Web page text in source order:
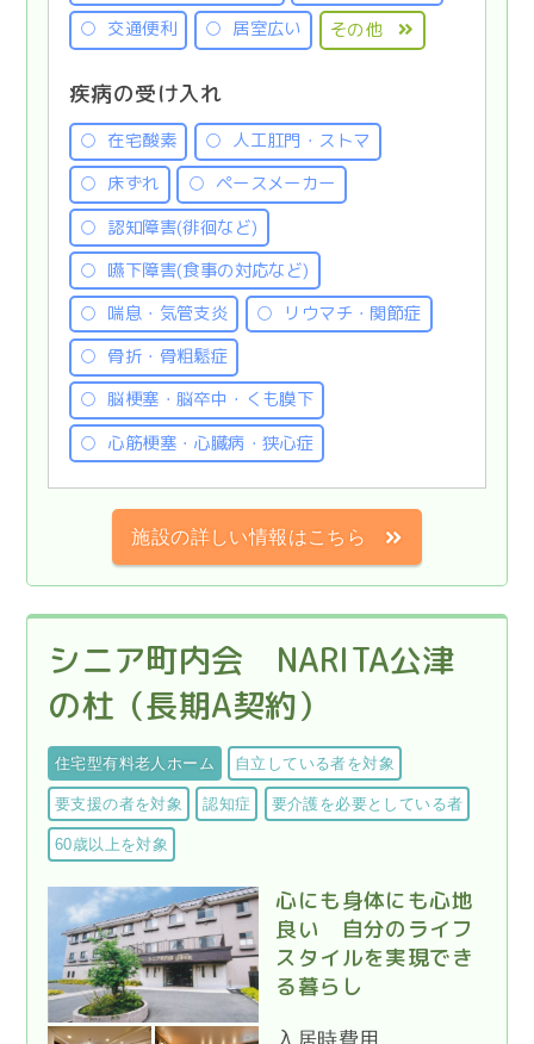
交通便利
居室広い その他
疾病の受け入れ
在宅酸素
人工肛門・ストマ
床ずれ
ペースメーカー
認知障害(徘徊など)
嚥下障害(食事の対応など)
喘息・気管支炎
リウマチ・関節症
骨折・骨粗鬆症
脳梗塞・脳卒中・くも膜下
心筋梗塞・心臓病・狭心症
施設の詳しい情報はこちら
シニア町内会 NARITA公津
の杜（長期A契約）
住宅型有料老人ホーム 自立している者を対象
要支援の者を対象 認知症 要介護を必要としている者
60歳以上を対象
心にも身体にも心地
良い 自分のライフ
スタイルを実現でき
る暮らし